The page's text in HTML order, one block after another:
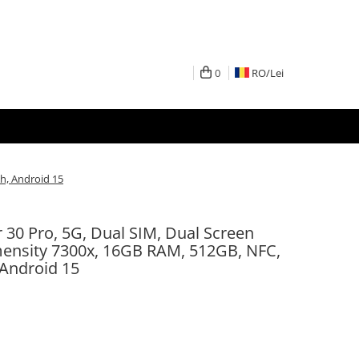
0 RO/Lei
Android 15
Pro, 5G, Dual SIM, Dual Screen
7300x, 16GB RAM, 512GB, NFC,
15